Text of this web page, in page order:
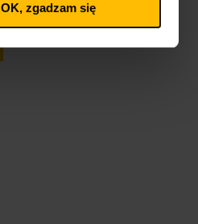
OK, zgadzam się